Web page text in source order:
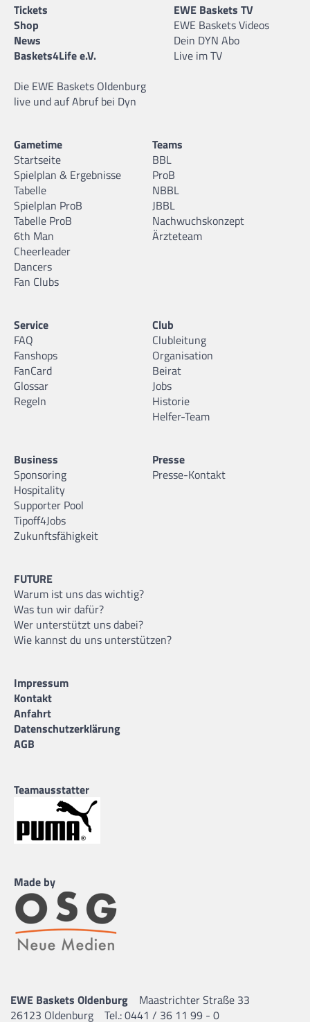
Tickets
Shop
News
Baskets4Life e.V.
Die EWE Baskets Oldenburg
live und auf Abruf bei Dyn
EWE Baskets TV
EWE Baskets Videos
Dein DYN Abo
Live im TV
Gametime
Startseite
Spielplan & Ergebnisse
Tabelle
Spielplan ProB
Tabelle ProB
6th Man
Cheerleader
Dancers
Fan Clubs
Teams
BBL
ProB
NBBL
JBBL
Nachwuchskonzept
Ärzteteam
Service
FAQ
Fanshops
FanCard
Glossar
Regeln
Club
Clubleitung
Organisation
Beirat
Jobs
Historie
Helfer-Team
Business
Sponsoring
Hospitality
Supporter Pool
Tipoff4Jobs
Zukunftsfähigkeit
Presse
Presse-Kontakt
FUTURE
Warum ist uns das wichtig?
Was tun wir dafür?
Wer unterstützt uns dabei?
Wie kannst du uns unterstützen?
Impressum
Kontakt
Anfahrt
Datenschutzerklärung
AGB
Teamausstatter
Made by
EWE Baskets Oldenburg
Maastrichter Straße 33
26123 Oldenburg
Tel.: 0441 / 36 11 99 - 0